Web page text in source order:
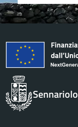
Sennariolo